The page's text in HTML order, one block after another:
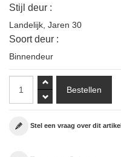
Stijl deur :
Landelijk, Jaren 30
Soort deur :
Binnendeur
Stel een vraag over dit artikel